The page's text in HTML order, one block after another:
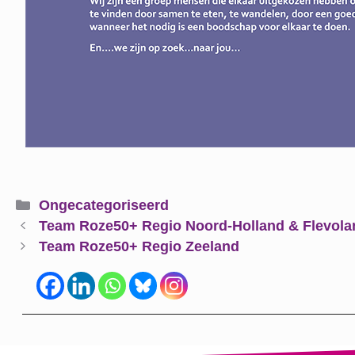
Categorieën
Ongecategoriseerd
Team Roze50+ Regio Noord-Holland &
Team Roze50+ Regio Zeeland